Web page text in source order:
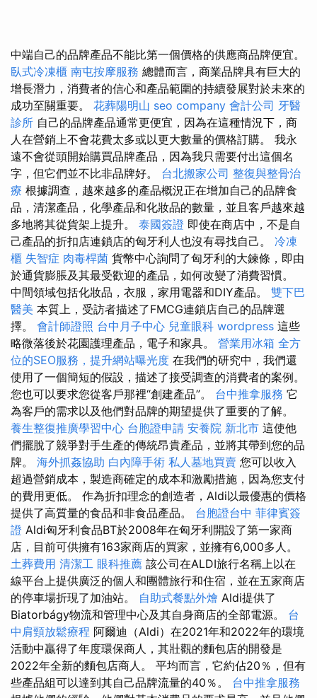
中端自己的品牌產品不能比第一個價格的供應商品牌便宜。
臥式冷凍櫃 南屯按摩服務 總體而言，商業品牌具有巨大的
增長潛力，消費者的信心和產品範圍的持續發展對於未來的
成功至關重要。 花葬陽明山 seo company 會計公司 牙醫
診所 自己的品牌產品通常更便宜，因為在這種情況下，商
人在營銷上不會花費太多或以更大數量的價格訂購。 我永
遠不會從頭開始購買品牌產品，因為我只需要付出這個名
字，但它們並不比非品牌好。 台北搬家公司 整復與整骨治
療 根據調查，越來越多的產品概況正在增加自己的品牌食
品，清潔產品，化學產品和化妝品的數量，並且客戶越來越
多地將其從貨架上提升。 泰國簽證 即使在商店中，不是自
己產品的折扣店連鎖店的匈牙利人也沒有尋找自己。 冷凍
櫃 失智症 肉毒桿菌 貨幣中心詢問了匈牙利的大鍊條，即由
於通貨膨脹及其最受歡迎的產品，如何改變了消費習慣。
中間領域包括化妝品，衣服，家用電器和DIY產品。 雙下巴
醫美 本質上，受訪者描述了FMCG連鎖店自己的品牌選
擇。 會計師證照 台中月子中心 兒童眼科 wordpress 這些
略微落後於花園護理產品，電子和家具。 營業用冰箱 全方
位的SEO服務，提升網站曝光度 在我們的研究中，我們還
使用了一個簡短的假設，描述了接受調查的消費者的案例。
您也可以要求您從客戶那裡“創建產品”。 台中推拿服務 它
為客戶的需求以及他們對品牌的期望提供了重要的了解。
養生整復推廣學習中心 台胞證申請 安養院 新北市 這使他
們擺脫了競爭對手生產的傳統昂貴產品，並將其帶到您的品
牌。 海外抓姦協助 白內障手術 私人墓地買賣 您可以收入
超過營銷成本，製造商確定的成本和激勵措施，因為您支付
的費用更低。 作為折扣理念的創造者，Aldi以最優惠的價格
提供了高質量的食品和非食品產品。 台胞證台中 菲律賓簽
證 Aldi匈牙利食品BT於2008年在匈牙利開設了第一家商
店，目前可供擁有163家商店的買家，並擁有6,000多人。
土葬費用 清潔工 眼科推薦 該公司在ALDI旅行名稱上以在
線平台上提供廣泛的個人和團體旅行和住宿，並在五家商店
的停車場折現了加油站。 自助式餐點外燴 Aldi提供了
Biatorbágy物流和管理中心及其自身商店的全部電源。 台
中肩頸放鬆療程 阿爾迪（Aldi）在2021年和2022年的環境
活動中贏得了年度環保商人，其壯觀的麵包店的開發是
2022年全新的麵包店商人。 平均而言，它約佔20％，但有
些產品組可以達到其自己品牌流量的40％。 台中推拿服務